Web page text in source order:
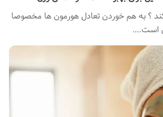
؟ به هم خوردن تعادل هورمون ها مخصوصا
است.…